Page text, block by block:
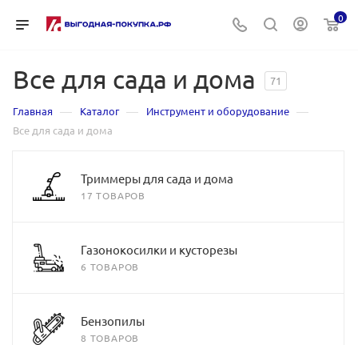
0
Все для сада и дома 71
Главная — Каталог — Инструмент и оборудование —
Все для сада и дома
Триммеры для сада и дома
17 ТОВАРОВ
Газонокосилки и кусторезы
6 ТОВАРОВ
Бензопилы
8 ТОВАРОВ